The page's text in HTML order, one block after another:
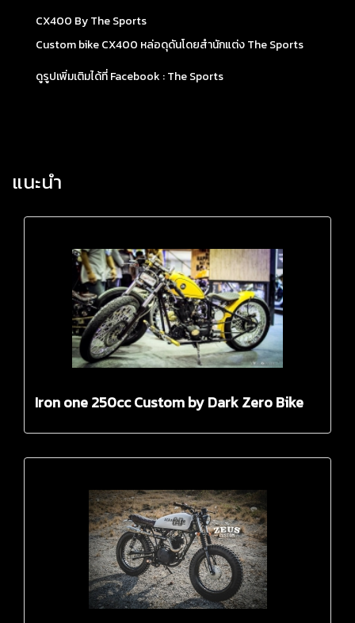
CX400 By The Sports
Custom bikeCX400 หล่อดุดันโดยสำนักแต่งThe Sports
ดูรูปเพิ่มเติมได้ที่ Facebook :The Sports
แนะนำ
Iron one 250cc Custom by Dark Zero Bike